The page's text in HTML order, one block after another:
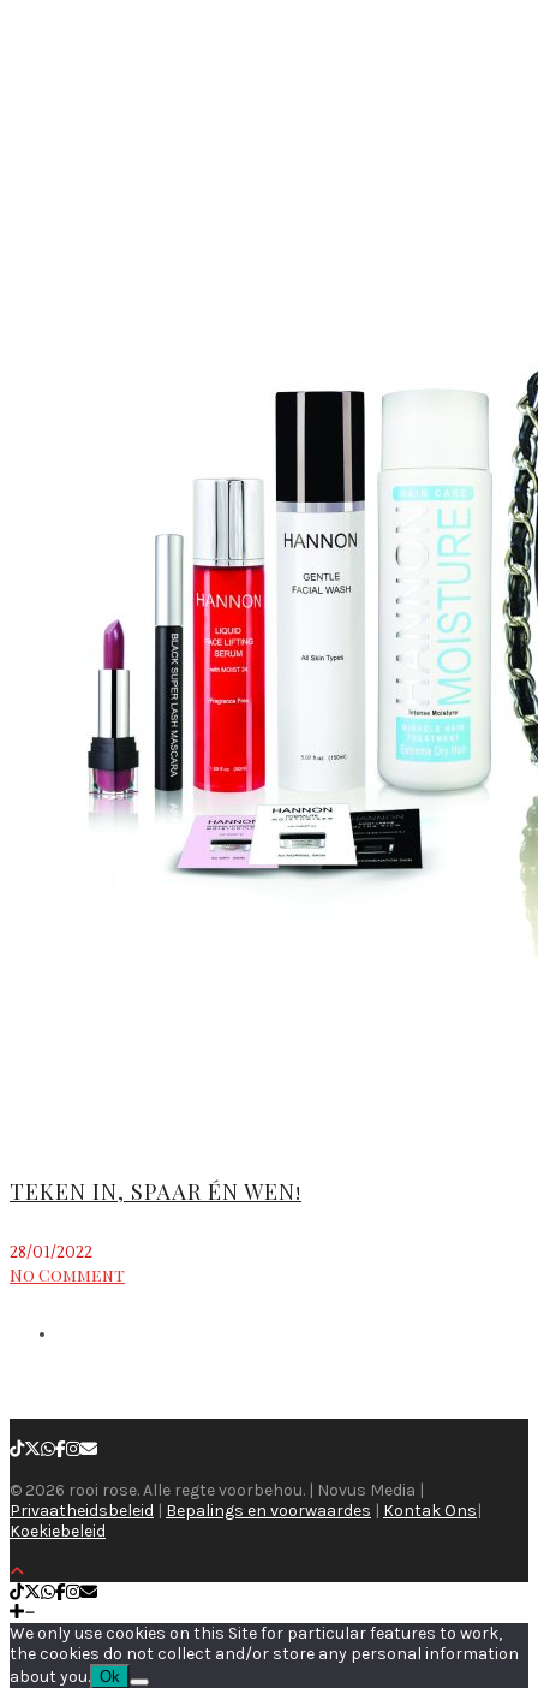
TEKEN IN, SPAAR ÉN WEN!
28/01/2022
No Comment
© 2026 rooi rose. Alle regte voorbehou. | Novus Media |
Privaatheidsbeleid | Bepalings en voorwaardes | Kontak Ons|
Koekiebeleid
We only use cookies on this Site for particular features to work,
the cookies do not collect and/or store any personal information
about you. Ok